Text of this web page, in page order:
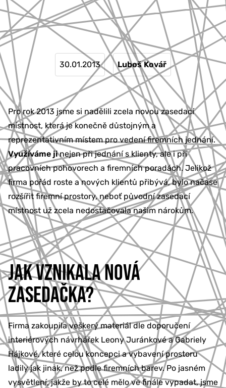
777 353 464
30.01.2013 Luboš Kovář
Pro rok 2013 jsme si nadělili zcela novou zasedací
místnost, která je konečně důstojným a
reprezentativním místem pro vedení firemních jednání.
Využíváme jinejen při jednání s klienty, ale i při
pracovních pohovorech a firemních poradách. Jelikož
firma pořád roste a nových klientů přibývá, bylo načase
rozšířit firemní prostory, neboť původní zasedací
místnost už zcela nedostačovala našim nárokům.
JAK VZNIKALA NOVÁ
ZASEDAČKA?
Firma zakoupila veškerý materiál dle doporučení
interiérových návrhářek Leony Juránkové a Gabriely
Hájkové, které celou koncepci a vybavení prostoru
ladily jak jinak, než podle firemních barev. Po jasném
vysvětlení, jakže by to celé mělo ve finále vypadat, jsme